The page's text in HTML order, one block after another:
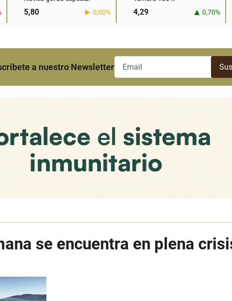
5,80 0,00% 4,29 0,70%
a nuestro Newsletter
se encuentra en plena